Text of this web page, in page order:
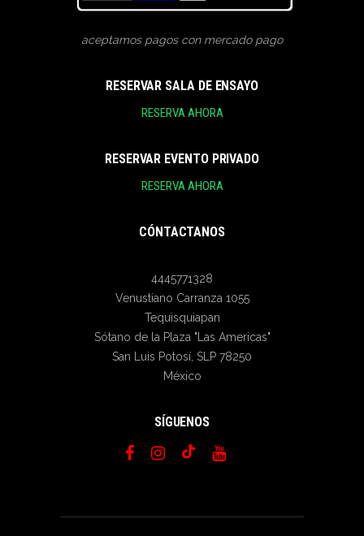
aceptamos pagos con mercado pago
RESERVAR SALA DE ENSAYO
RESERVA AHORA
RESERVAR EVENTO PRIVADO
RESERVA AHORA
CÓNTACTANOS
4445771328
Venustiano Carranza 1055
Tequisquiapan
Sótano de la Plaza "Las Americas"
San Luis Potosí, SLP 78250
México
SÍGUENOS